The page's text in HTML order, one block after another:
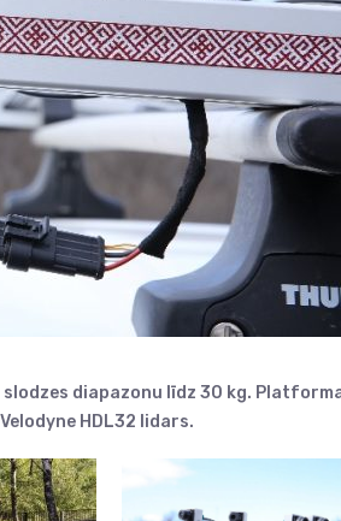
diapazonu līdz 30 kg.
HDL32 lidars.